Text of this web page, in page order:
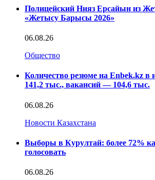
Полицейский Нияз Ерсайын из
«Жетысу Барысы 2026»
06.08.26
Общество
Количество резюме на Enbek.kz в
141,2 тыс., вакансий — 104,6 тыс.
06.08.26
Новости Казахстана
Выборы в Курултай: более 72%
голосовать
06.08.26